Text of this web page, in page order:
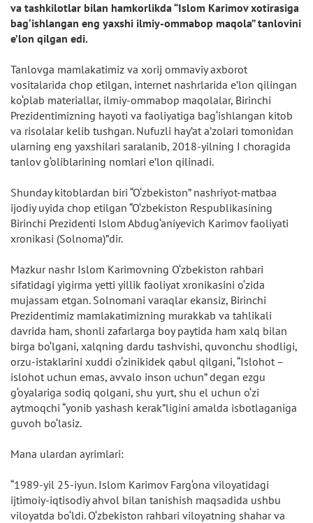
va tashkilotlar bilan hamkorlikda “Islom Karimov xotirasiga
bag‘ishlangan eng yaxshi ilmiy-ommabop maqola” tanlovini
e’lon qilgan edi.
Tanlovga mamlakatimiz va xorij ommaviy axborot
vositalarida chop etilgan, internet nashrlarida e’lon qilingan
ko‘plab materiallar, ilmiy-ommabop maqolalar, Birinchi
Prezidentimizning hayoti va faoliyatiga bag‘ishlangan kitob
va risolalar kelib tushgan. Nufuzli hay’at a’zolari tomonidan
ularning eng yaxshilari saralanib, 2018-yilning I choragida
tanlov g‘oliblarining nomlari e’lon qilinadi.
Shunday kitoblardan biri “O‘zbekiston” nashriyot-matbaa
ijodiy uyida chop etilgan “O‘zbekiston Respublikasining
Birinchi Prezidenti Islom Abdug‘aniyevich Karimov faoliyati
xronikasi (Solnoma)”dir.
Mazkur nashr Islom Karimovning O‘zbekiston rahbari
sifatidagi yigirma yetti yillik faoliyat xronikasini o‘zida
mujassam etgan. Solnomani varaqlar ekansiz, Birinchi
Prezidentimiz mamlakatimizning murakkab va tahlikali
davrida ham, shonli zafarlarga boy paytida ham xalq bilan
birga bo‘lgani, xalqning dardu tashvishi, quvonchu shodligi,
orzu-istaklarini xuddi o‘zinikidek qabul qilgani, “Islohot –
islohot uchun emas, avvalo inson uchun” degan ezgu
g‘oyalariga sodiq qolgani, shu yurt, shu el uchun o‘zi
aytmoqchi “yonib yashash kerak”ligini amalda isbotlaganiga
guvoh bo‘lasiz.
Mana ulardan ayrimlari:
“1989-yil 25-iyun. Islom Karimov Farg‘ona viloyatidagi
ijtimoiy-iqtisodiy ahvol bilan tanishish maqsadida ushbu
viloyatda bo‘ldi. O‘zbekiston rahbari viloyatning shahar va